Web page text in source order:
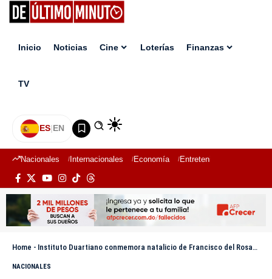
Inicio Noticias Cine Loterías Finanzas
TV
ES|EN
Nacionales Internacionales Economía Entretenimiento
Home - Instituto Duartiano conmemora natalicio de Francisco del Rosario Sánchez y denuncia deterioro de banderas en la frontera
NACIONALES